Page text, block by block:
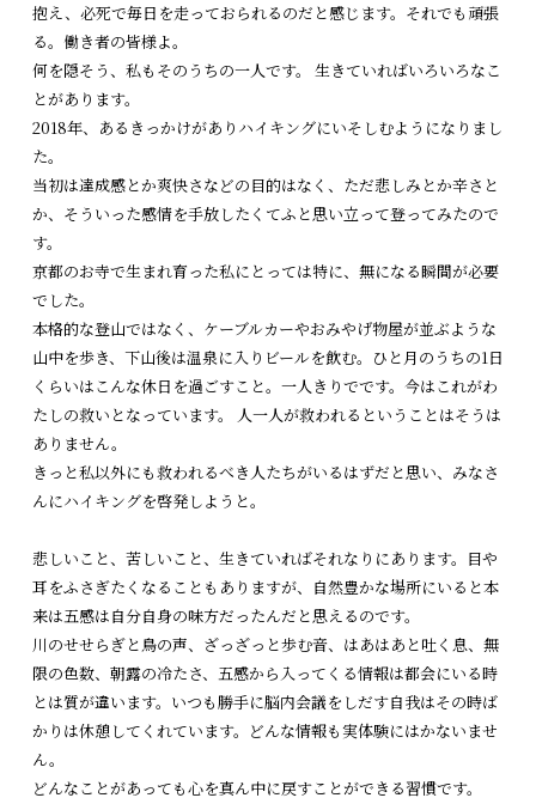
抱え、必死で毎日を走っておられるのだと感じます。それでも頑張
る。働き者の皆様よ。
何を隠そう、私もそのうちの一人です。 生きていればいろいろなこ
とがあります。
2018年、あるきっかけがありハイキングにいそしむようになりまし
た。
当初は達成感とか爽快さなどの目的はなく、ただ悲しみとか辛さと
か、そういった感情を手放したくてふと思い立って登ってみたので
す。
京都のお寺で生まれ育った私にとっては特に、無になる瞬間が必要
でした。
本格的な登山ではなく、ケーブルカーやおみやげ物屋が並ぶような
山中を歩き、下山後は温泉に入りビールを飲む。ひと月のうちの1日
くらいはこんな休日を過ごすこと。一人きりでです。今はこれがわ
たしの救いとなっています。 人一人が救われるということはそうは
ありません。
きっと私以外にも救われるべき人たちがいるはずだと思い、みなさ
んにハイキングを啓発しようと。
悲しいこと、苦しいこと、生きていればそれなりにあります。目や
耳をふさぎたくなることもありますが、自然豊かな場所にいると本
来は五感は自分自身の味方だったんだと思えるのです。
川のせせらぎと鳥の声、ざっざっと歩む音、はあはあと吐く息、無
限の色数、朝露の冷たさ、五感から入ってくる情報は都会にいる時
とは質が違います。いつも勝手に脳内会議をしだす自我はその時ば
かりは休憩してくれています。どんな情報も実体験にはかないませ
ん。
どんなことがあっても心を真ん中に戻すことができる習慣です。